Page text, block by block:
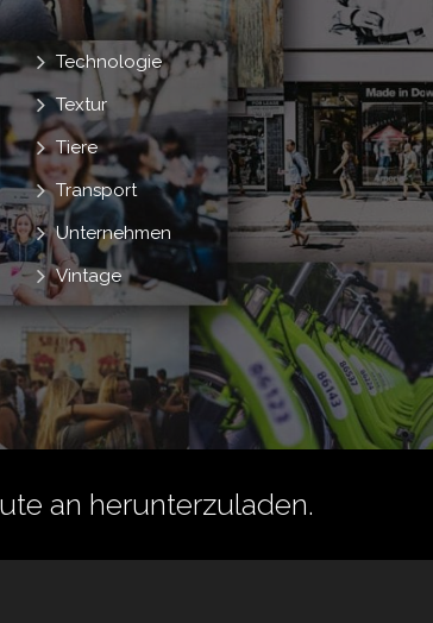
Technologie
Textur
Tiere
Transport
Unternehmen
Vintage
an herunterzuladen.